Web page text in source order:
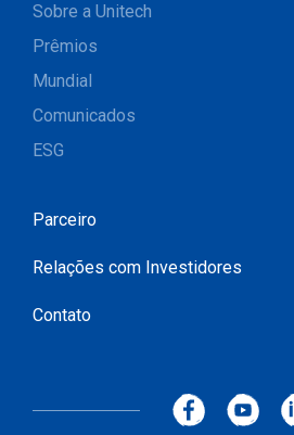
Sobre a Unitech
Prêmios
Mundial
Comunicados
ESG
Parceiro
Relações com Investidores
Contato